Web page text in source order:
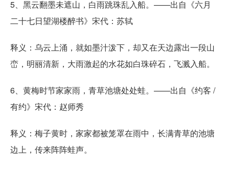
5、黑云翻墨未遮山，白雨跳珠乱入船。——出自《六月
二十七日望湖楼醉书》宋代：苏轼
释义：乌云上涌，就如墨汁泼下，却又在天边露出一段山
峦，明丽清新，大雨激起的水花如白珠碎石，飞溅入船。
6、黄梅时节家家雨，青草池塘处处蛙。——出自《约客 /
有约》宋代：赵师秀
释义：梅子黄时，家家都被笼罩在雨中，长满青草的池塘
边上，传来阵阵蛙声。